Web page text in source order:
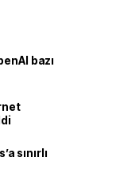
bazı
sınırlı